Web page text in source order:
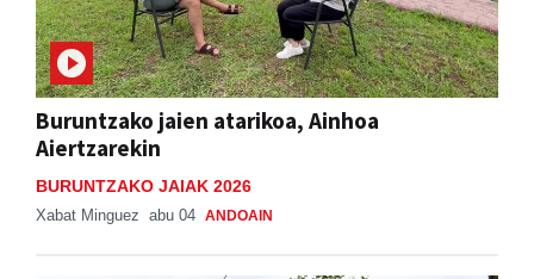
Buruntzako jaien atarikoa, Ainhoa
Aiertzarekin
BURUNTZAKO JAIAK 2026
Xabat Minguez abu 04 ANDOAIN